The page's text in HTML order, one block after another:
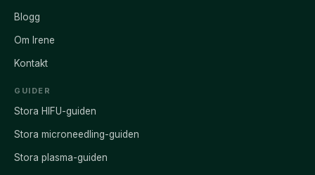
Blogg
Om Irene
Kontakt
GUIDER
Stora HIFU-guiden
Stora microneedling-guiden
Stora plasma-guiden